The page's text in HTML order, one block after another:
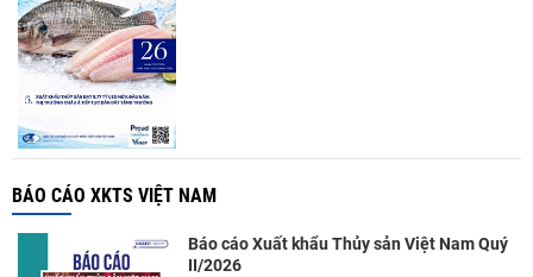
BÁO CÁO XKTS VIỆT NAM
Báo cáo Xuất khẩu Thủy sản Việt Nam Quý
II/2026